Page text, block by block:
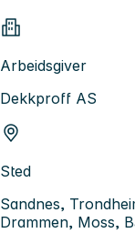
Arbeidsgiver
Dekkproff AS
Sted
Sandnes,
Drammen, Moss,